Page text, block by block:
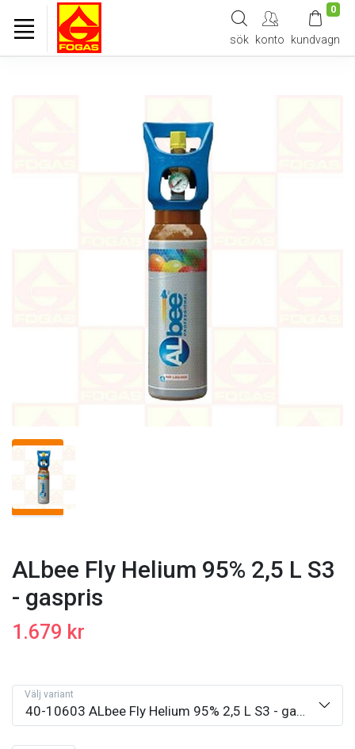
sök konto
0
kundvagn
ALbee Fly Helium 95% 2,5 L S3
- gaspris
1.679 kr
40-10603 ALbee Fly Helium 95% 2,5 L S3 - gaspris
Välj variant